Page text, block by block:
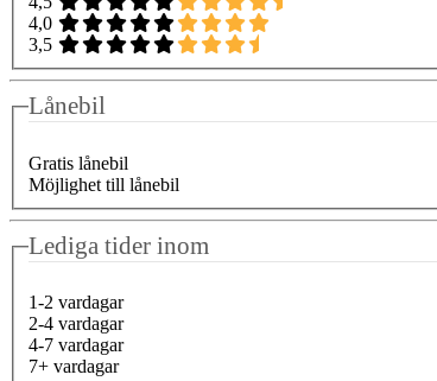
4,0
3,5
Lånebil
Gratis lånebil
Möjlighet till lånebil
Lediga tider inom
1-2 vardagar
2-4 vardagar
4-7 vardagar
7+ vardagar